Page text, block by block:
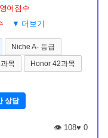
어점수
▼ 더보기
Niche A- 등급
목
Honor 42과목
상담
👁️ 108♥ 0